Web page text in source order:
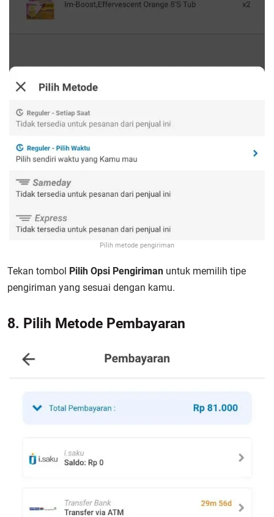
Pilih metode pengiriman
Tekan tombol Pilih Opsi Pengiriman untuk memilih tipe
pengiriman yang sesuai dengan kamu.
8. Pilih Metode Pembayaran